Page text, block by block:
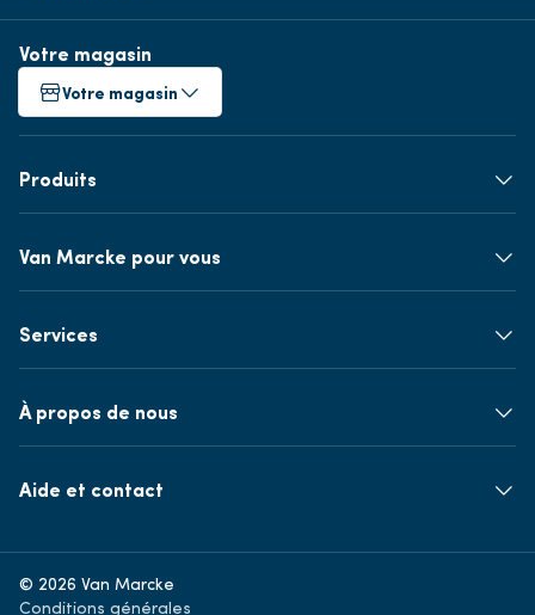
Votre magasin
Votre magasin
Produits
Van Marcke pour vous
Services
À propos de nous
Aide et contact
© 2026 Van Marcke
Conditions générales